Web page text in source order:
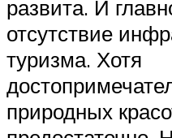
развита. И
отсутствие
туризма. Хотя
природных